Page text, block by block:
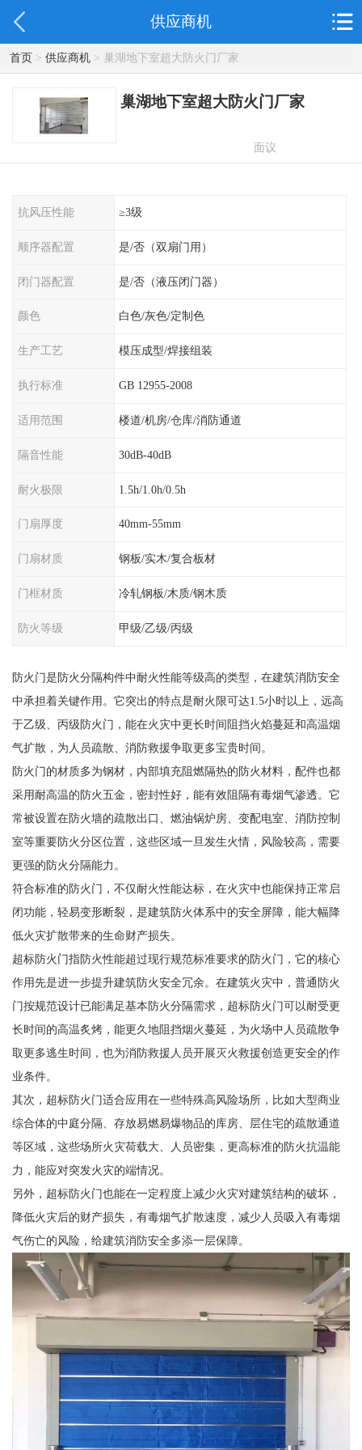
供应商机
首页> 供应商机> 巢湖地下室超大防火门厂家
巢湖地下室超大防火门厂家
面议
抗风压性能 ≥3级
顺序器配置 是/否（双扇门用）
闭门器配置 是/否（液压闭门器）
颜色 白色/灰色/定制色
生产工艺 模压成型/焊接组装
执行标准 GB 12955-2008
适用范围 楼道/机房/仓库/消防通道
隔音性能 30dB-40dB
耐火极限 1.5h/1.0h/0.5h
门扇厚度 40mm-55mm
门扇材质 钢板/实木/复合板材
门框材质 冷轧钢板/木质/钢木质
防火等级 甲级/乙级/丙级
防火门是防火分隔构件中耐火性能等级高的类型，在建筑消防安全
中承担着关键作用。它突出的特点是耐火限可达1.5小时以上，远高
于乙级、丙级防火门，能在火灾中更长时间阻挡火焰蔓延和高温烟
气扩散，为人员疏散、消防救援争取更多宝贵时间。
防火门的材质多为钢材，内部填充阻燃隔热的防火材料，配件也都
采用耐高温的防火五金，密封性好，能有效阻隔有毒烟气渗透。它
常被设置在防火墙的疏散出口、燃油锅炉房、变配电室、消防控制
室等重要防火分区位置，这些区域一旦发生火情，风险较高，需要
更强的防火分隔能力。
符合标准的防火门，不仅耐火性能达标，在火灾中也能保持正常启
闭功能，轻易变形断裂，是建筑防火体系中的安全屏障，能大幅降
低火灾扩散带来的生命财产损失。
超标防火门指防火性能超过现行规范标准要求的防火门，它的核心
作用先是进一步提升建筑防火安全冗余。在建筑火灾中，普通防火
门按规范设计已能满足基本防火分隔需求，超标防火门可以耐受更
长时间的高温炙烤，能更久地阻挡烟火蔓延，为火场中人员疏散争
取更多逃生时间，也为消防救援人员开展灭火救援创造更安全的作
业条件。
其次，超标防火门适合应用在一些特殊高风险场所，比如大型商业
综合体的中庭分隔、存放易燃易爆物品的库房、层住宅的疏散通道
等区域，这些场所火灾荷载大、人员密集，更高标准的防火抗温能
力，能应对突发火灾的端情况。
另外，超标防火门也能在一定程度上减少火灾对建筑结构的破坏，
降低火灾后的财产损失，有毒烟气扩散速度，减少人员吸入有毒烟
气伤亡的风险，给建筑消防安全多添一层保障。